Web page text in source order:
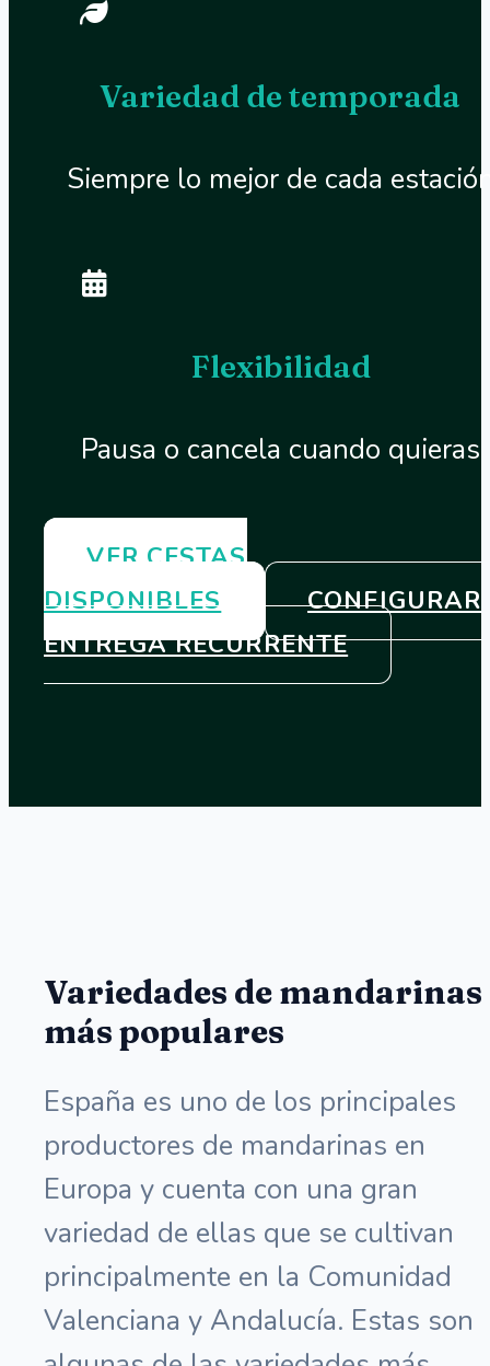
Variedad de temporada
Siempre lo mejor de cada
Flexibilidad
Pausa o cancela cuando quieras
VER CESTAS
DISPONIBLES
CONFIGURAR
ENTREGA RECURRENTE
Variedades de mandarinas
más populares
España es uno de los principales
productores de mandarinas en
Europa y cuenta con una gran
variedad de ellas que se cultivan
principalmente en la Comunidad
Valenciana y Andalucía. Estas son